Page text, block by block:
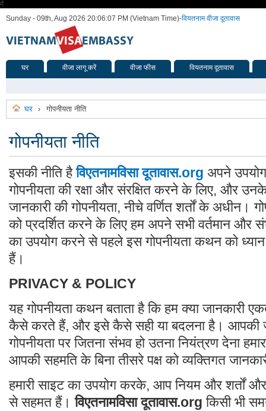
मैं
Sunday - 09th, Aug 2026 20:06:07 PM (Vietnam Time)-वियतनाम वीजा दूतावास
घर वीजा लागू करें वीजा फीस वियतनाम दूतावास
घर › गोपनीयता नीति
गोपनीयता नीति
इसकी नीति हैविएतनामविसा दूतावास.org अपने
गोपनीयता की रक्षा और संरक्षित करने के लिए, और उनके
जानकारी की गोपनीयता, नीचे वर्णित शर्तों के अधीन।
को प्रदर्शित करने के लिए हम अपने सभी वर्तमान और
का उपयोग करने से पहले इस गोपनीयता कथन को
हैं।
PRIVACY & POLICY
यह गोपनीयता कथन बताता है कि हम क्या जानकारी
कैसे करते हैं, और इसे कैसे सही या बदलना है। आपकी
गोपनीयता पर जितना संभव हो उतना नियंत्रण देना
आपकी सहमति के बिना तीसरे पक्ष को व्यक्तिगत
हमारी साइट का उपयोग करके, आप नियम और शर्तों और
से सहमत हैं।विएतनामविसा दूतावास.org किसी भी